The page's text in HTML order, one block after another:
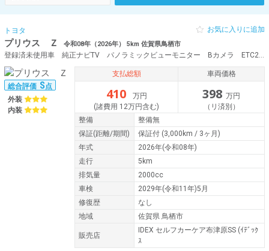
トヨタ
プリウス Ｚ 令和08年（2026年） 5km 佐賀県鳥栖市
登録済未使用車 純正ナビTV パノラミックビューモニター Bカメラ ETC2.0 パワーバックドア シートヒーター シートベンチレーション 純正19AW メモリーパワーシート TSS BSM クリアランスソナー
お気に入りに追加
総合評価 S点
外装
内装
支払総額
410
万円
(諸費用 12万円含む)
車両価格
398 万円
（リ済別）
整備
整備無
保証(距離/期間) 保証付 (3,000km / 3ヶ月)
年式
2026年(令和08年)
走行
5km
排気量
2000cc
車検
2029年(令和11年)5月
修復歴
なし
地域
佐賀県 鳥栖市
販売店
IDEX セルフカーケア布津原SS (ｲﾃﾞｯｸ
ｽ